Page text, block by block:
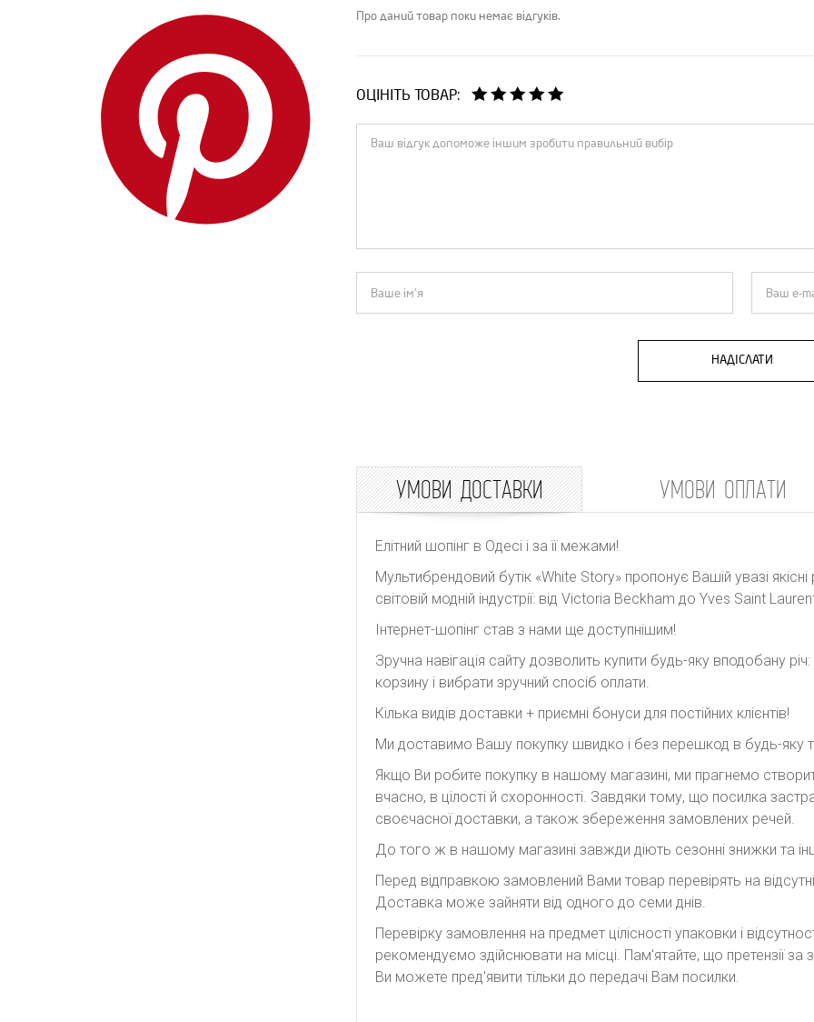
Про даний товар поки немає відгуків.
ОЦІНІТЬ ТОВАР:
НАДІСЛАТИ
УМОВИ ДОСТАВКИ УМОВИ ОПЛАТИ
Елітний шопінг в Одесі і за її межами!
Мультибрендовий бутік «White Story» пропонує Вашій увазі якісні
світовій модній індустрії: від Victoria Beckham до Yves Saint
Інтернет-шопінг став з нами ще доступнішим!
Зручна навігація сайту дозволить купити будь-яку вподобану
корзину і вибрати зручний спосіб оплати.
Кілька видів доставки + приємні бонуси для постійних клієнтів!
Ми доставимо Вашу покупку швидко і без перешкод в будь-яку
Якщо Ви робите покупку в нашому магазині, ми прагнемо
вчасно, в цілості й схоронності. Завдяки тому, що посилка
своєчасної доставки, а також збереження замовлених речей.
До того ж в нашому магазині завжди діють сезонні знижки та
Перед відправкою замовлений Вами товар перевірять на
Доставка може зайняти від одного до семи днів.
Перевірку замовлення на предмет цілісності упаковки і
рекомендуємо здійснювати на місці. Пам'ятайте, що претензії
Ви можете пред'явити тільки до передачі Вам посилки.